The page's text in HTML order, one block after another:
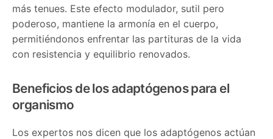
más tenues. Este efecto modulador, sutil pero
poderoso, mantiene la armonía en el cuerpo,
permitiéndonos enfrentar las partituras de la vida
con resistencia y equilibrio renovados.
Beneficios de los adaptógenos para el
organismo
Los expertos nos dicen que los adaptógenos actúan